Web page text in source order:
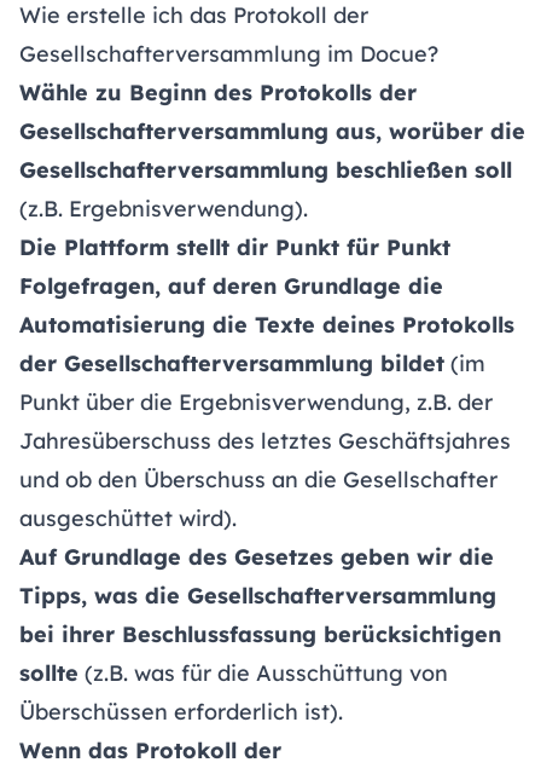
Wie erstelle ich das Protokoll der
Gesellschafterversammlung im Docue?
Wähle zu Beginn des Protokolls der
Gesellschafterversammlung aus, worüber die
Gesellschafterversammlung beschließen soll
(z.B. Ergebnisverwendung).
Die Plattform stellt dir Punkt für Punkt
Folgefragen, auf deren Grundlage die
Automatisierung die Texte deines Protokolls
der Gesellschafterversammlung bildet (im
Punkt über die Ergebnisverwendung, z.B. der
Jahresüberschuss des letztes Geschäftsjahres
und ob den Überschuss an die Gesellschafter
ausgeschüttet wird).
Auf Grundlage des Gesetzes geben wir die
Tipps, was die Gesellschafterversammlung
bei ihrer Beschlussfassung berücksichtigen
sollte (z.B. was für die Ausschüttung von
Überschüssen erforderlich ist).
Wenn das Protokoll der